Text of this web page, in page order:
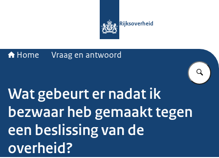
Rijksoverheid
Home Vraag en antwoord
Wat gebeurt er nadat ik
bezwaar heb gemaakt tegen
een beslissing van de
overheid?